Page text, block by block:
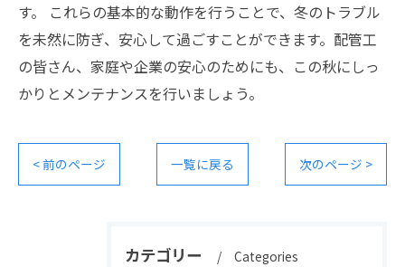
す。 これらの基本的な動作を行うことで、冬のトラブル
を未然に防ぎ、安心して過ごすことができます。配管工
の皆さん、家庭や企業の安心のためにも、この秋にしっ
かりとメンテナンスを行いましょう。
< 前のページ 一覧に戻る 次のページ >
カテゴリー Categories